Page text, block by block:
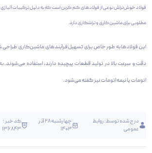
فولاد خوش‌تراش نوعی از فولاد‌های کم کربن است که به دلیل ترکیبات
مطلوبی برای ماشین‌کاری و تراشکاری دارد.
این فولادها به طور خاص برای تسهیل فرآیندهای ماشین‌کاری طراحی
دقت و سرعت بالا در تولید قطعات پیچیده دارند، استفاده می‌شوند.
اتومات یا نیمه اتومات نیز گفته می‌شود.
درج شده توسط:روابط
عمومی
چهارشنبه 28 آذر
1403
کد خبر :
136843